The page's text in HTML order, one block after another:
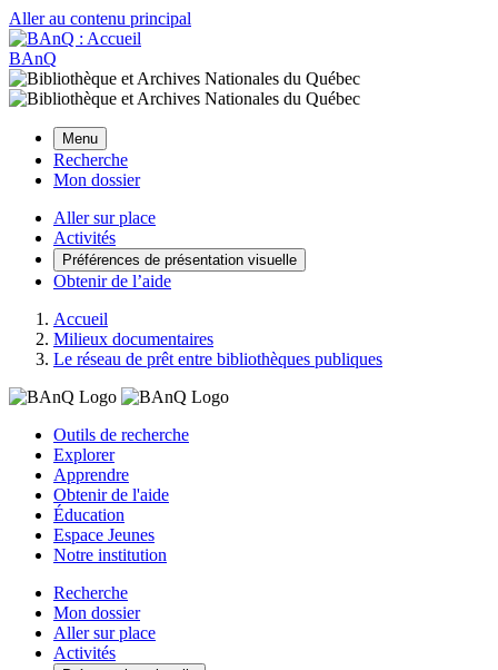
Aller au contenu principal
BAnQ
Menu
Recherche
Mon dossier
Aller sur place
Activités
Préférences de présentation visuelle
Obtenir de l’aide
Accueil
Milieux documentaires
Le réseau de prêt entre bibliothèques publiques
Outils de recherche
Explorer
Apprendre
Obtenir de l'aide
Éducation
Espace Jeunes
Notre institution
Recherche
Mon dossier
Aller sur place
Activités